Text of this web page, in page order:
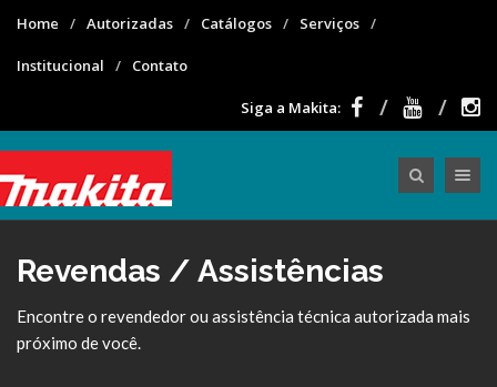
Home Autorizadas Catálogos Serviços
Institucional Contato
Siga a Makita:
Revendas / Assistências
Encontre o revendedor ou assistência técnica autorizada mais
próximo de você.